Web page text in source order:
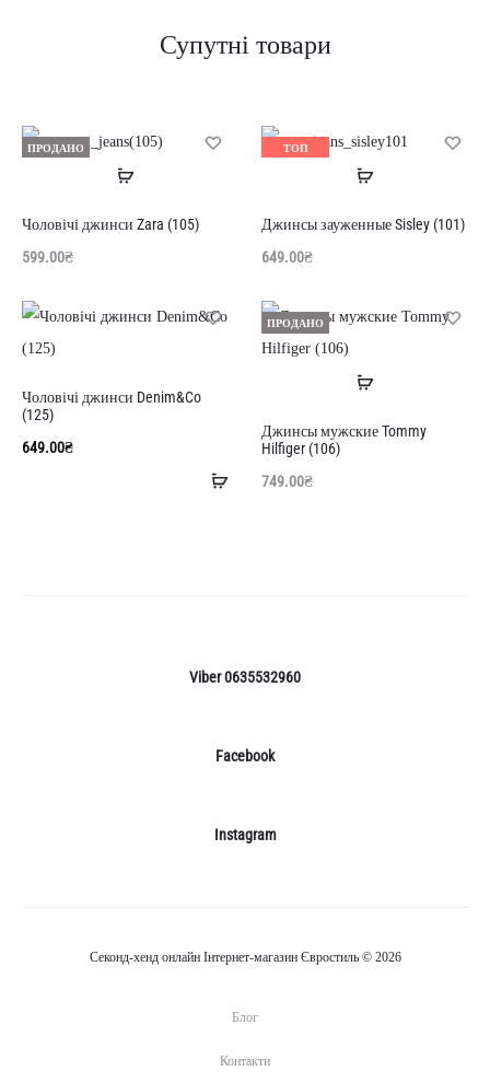
Супутні товари
ПРОДАНО
Читати
Чоловічі джинси Zara (105)
599.00₴
ТОП
Читати
Джинсы зауженные Sisley (101)
649.00₴
Додати
Чоловічі джинси Denim&Co
(125)
649.00₴
ПРОДАНО
Читати
Джинсы мужские Tommy
Hilfiger (106)
749.00₴
Viber 0635532960
Facebook
Instagram
Секонд-хенд онлайн Інтернет-магазин Євростиль © 2026
Блог
Контакти